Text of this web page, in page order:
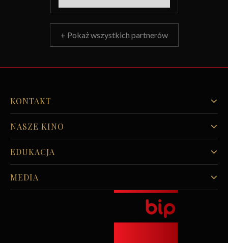
+ Pokaż wszystkich partnerów
KONTAKT
NASZE KINO
EDUKACJA
MEDIA